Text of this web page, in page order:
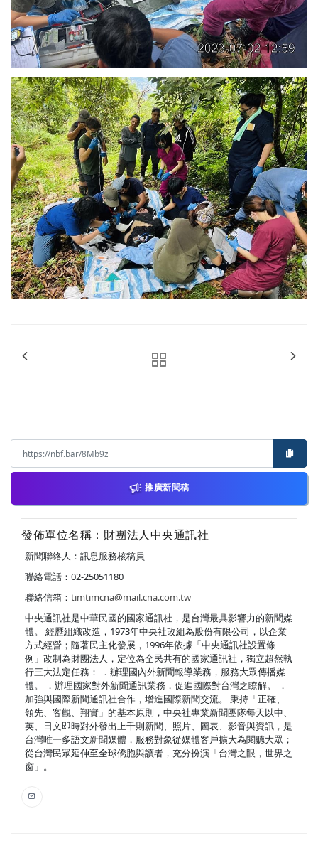
推廣新聞稿
發佈單位名稱：財團法人中央通訊社
新聞聯絡人：訊息服務核稿員
聯絡電話：02-25051180
聯絡信箱： timtimcna@mail.cna.com.tw
中央通訊社是中華民國的國家通訊社，是台灣最具影響力的新聞媒
體。 經歷組織改造，1973年中央社改組為股份有限公司，以企業
方式經營；隨著民主化發展，1996年依據「中央通訊社設置條
例」改制為財團法人，定位為全民共有的國家通訊社，獨立超然執
行三大法定任務： ．辦理國內外新聞報導業務，服務大眾傳播媒
體。 ．辦理國家對外新聞通訊業務，促進國際對台灣之瞭解。 ．
加強與國際新聞通訊社合作，增進國際新聞交流。 秉持「正確、
領先、客觀、翔實」的基本原則，中央社專業新聞團隊每天以中、
英、日文即時對外發出上千則新聞、照片、圖表、影音與資訊，是
台灣唯一多語文新聞媒體，服務對象從媒體客戶擴大為閱聽大眾；
從台灣民眾延伸至全球僑胞與讀者，充分扮演「台灣之眼，世界之
窗」。